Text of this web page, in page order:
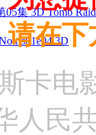
集 3D Tomb
s01e04 3D
在
卡电
人民